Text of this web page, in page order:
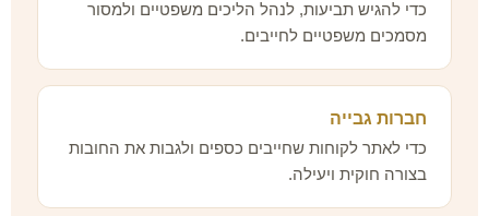
כדי להגיש תביעות, לנהל הליכים משפטיים ולמסור
מסמכים משפטיים לחייבים.
חברות גבייה
כדי לאתר לקוחות שחייבים כספים ולגבות את החובות
בצורה חוקית ויעילה.